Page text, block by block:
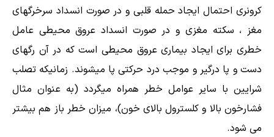
کرونری احتمال ایجاد حمله قلبی و در صورت انسداد سرخرگهای
مغز ، سکته مغزی و در صورت انسداد عروق محیطی عامل
خطری برای ایجاد بیماری عروق محیطی است که در آن رگهای
دست و پا درگیر و موجب درد حرکتی پا میشوند. زمانیکه تصلب
شرایین با سایر عوامل خطر همراه میگردد (به عنوان مثال
فشارخون بالا و کلسترول بالای خون)، میزان خطر باز هم بیشتر
می شود.